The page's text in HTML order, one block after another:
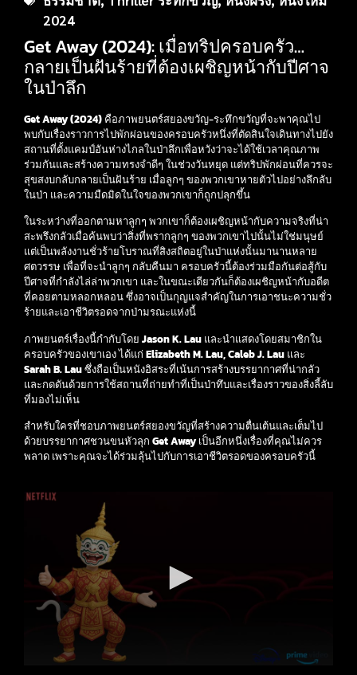
2024
Get Away (2024): เมื่อทริปครอบครัว…
กลายเป็นฝันร้ายที่ต้องเผชิญหน้ากับปีศาจ
ในป่าลึก
Get Away (2024) คือภาพยนตร์สยองขวัญ-ระทึกขวัญที่จะพาคุณไป
พบกับเรื่องราวการไปพักผ่อนของครอบครัวหนึ่งที่ตัดสินใจเดินทางไปยัง
สถานที่ตั้งแคมป์อันห่างไกลในป่าลึกเพื่อหวังว่าจะได้ใช้เวลาคุณภาพ
ร่วมกันและสร้างความทรงจำดีๆ ในช่วงวันหยุด แต่ทริปพักผ่อนที่ควรจะ
สุขสงบกลับกลายเป็นฝันร้าย เมื่อลูกๆ ของพวกเขาหายตัวไปอย่างลึกลับ
ในป่า และความมืดมิดในใจของพวกเขาก็ถูกปลุกขึ้น
ในระหว่างที่ออกตามหาลูกๆ พวกเขาก็ต้องเผชิญหน้ากับความจริงที่น่า
สะพรึงกลัวเมื่อค้นพบว่าสิ่งที่พรากลูกๆ ของพวกเขาไปนั้นไม่ใช่มนุษย์
แต่เป็นพลังงานชั่วร้ายโบราณที่สิงสถิตอยู่ในป่าแห่งนั้นมานานหลาย
ศตวรรษ เพื่อที่จะนำลูกๆ กลับคืนมา ครอบครัวนี้ต้องร่วมมือกันต่อสู้กับ
ปีศาจที่กำลังไล่ล่าพวกเขา และในขณะเดียวกันก็ต้องเผชิญหน้ากับอดีต
ที่คอยตามหลอกหลอน ซึ่งอาจเป็นกุญแจสำคัญในการเอาชนะความชั่ว
ร้ายและเอาชีวิตรอดจากป่ามรณะแห่งนี้
ภาพยนตร์เรื่องนี้กำกับโดย Jason K. Lau และนำแสดงโดยสมาชิกใน
ครอบครัวของเขาเอง ได้แก่ Elizabeth M. Lau, Caleb J. Lau และ
Sarah B. Lauซึ่งถือเป็นหนังอิสระที่เน้นการสร้างบรรยากาศที่น่ากลัว
และกดดันด้วยการใช้สถานที่ถ่ายทำที่เป็นป่าทึบและเรื่องราวของสิ่งลี้ลับ
ที่มองไม่เห็น
สำหรับใครที่ชอบภาพยนตร์สยองขวัญที่สร้างความตื่นเต้นและเต็มไป
ด้วยบรรยากาศชวนขนหัวลุก Get Awayเป็นอีกหนึ่งเรื่องที่คุณไม่ควร
พลาด เพราะคุณจะได้ร่วมลุ้นไปกับการเอาชีวิตรอดของครอบครัวนี้